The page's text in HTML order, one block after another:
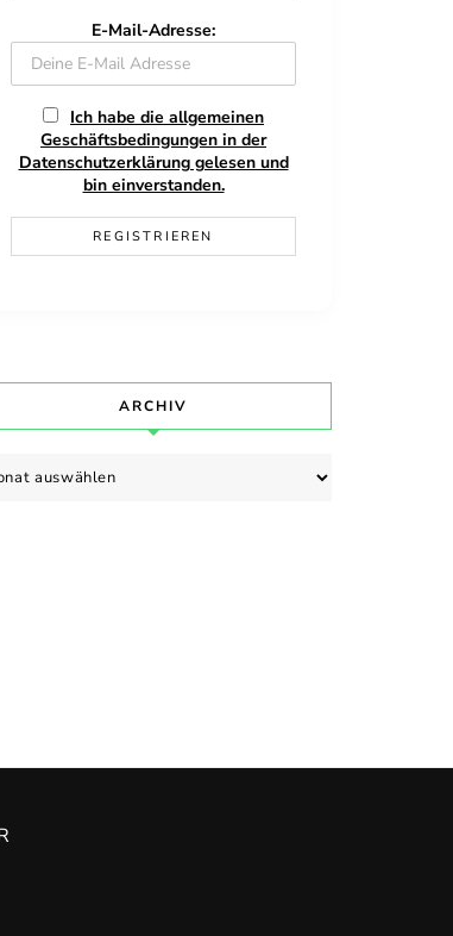
E-Mail-Adresse:
Ich habe die allgemeinen
Geschäftsbedingungen in der
Datenschutzerklärung gelesen und
bin einverstanden.
ARCHIV